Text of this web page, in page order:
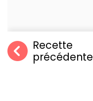
Recette
précédente